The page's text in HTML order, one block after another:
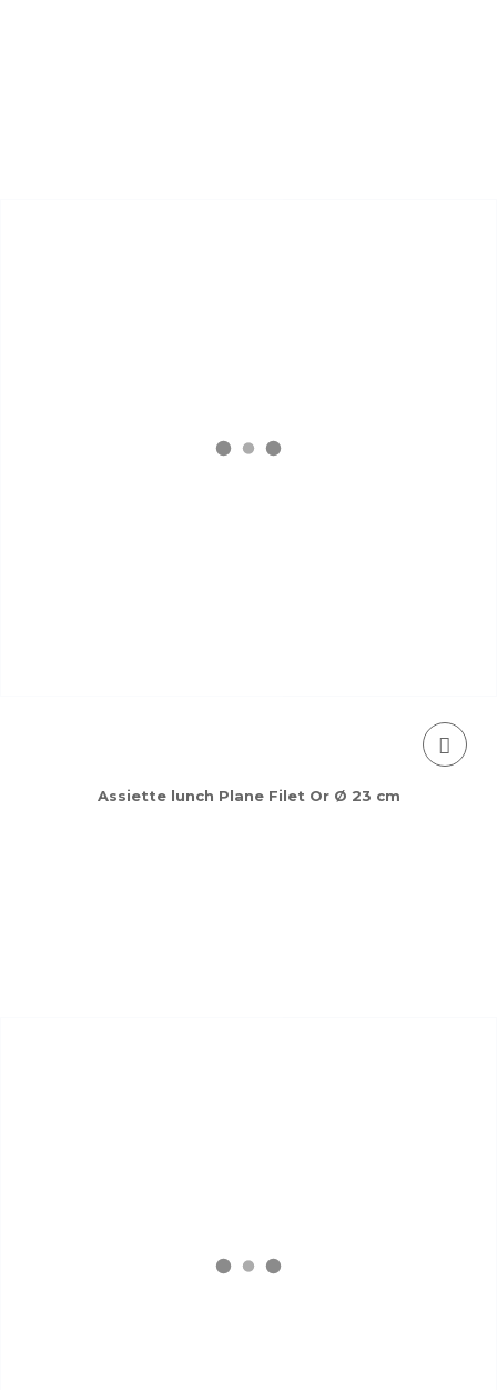
Assiette lunch Plane Filet Or Ø 23 cm